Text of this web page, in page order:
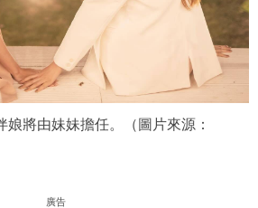
娘將由妹妹擔任。（圖片來源：
廣告